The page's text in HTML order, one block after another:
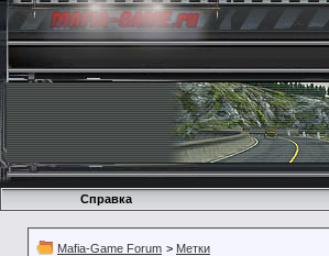
Справка
Mafia-Game Forum > Метки